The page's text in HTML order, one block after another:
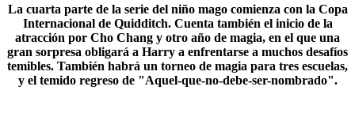
La cuarta parte de la serie del niño mago comienza con la Copa
Internacional de Quidditch. Cuenta también el inicio de la
atracción por Cho Chang y otro año de magia, en el que una
gran sorpresa obligará a Harry a enfrentarse a muchos desafíos
temibles. También habrá un torneo de magia para tres escuelas,
y el temido regreso de "Aquel-que-no-debe-ser-nombrado".​